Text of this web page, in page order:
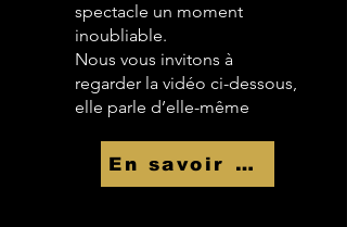
spectacle un moment
inoubliable.
Nous vous invitons à
regarder la vidéo ci-dessous,
elle parle d’elle-même
En savoir Plus